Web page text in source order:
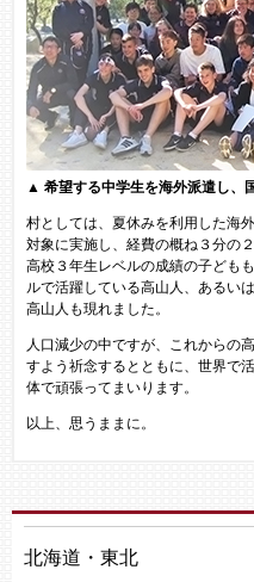
▲ 希望する中学生を海外派遣し、
村としては、夏休みを利用した海
対象に実施し、経費の概ね３分の
高校３年生レベルの成績の子ども
ルで活躍している高山人、あるい
高山人も現れました。
人口減少の中ですが、これからの
すよう祈念するとともに、世界で
体で頑張ってまいります。
以上、思うままに。
北海道・東北